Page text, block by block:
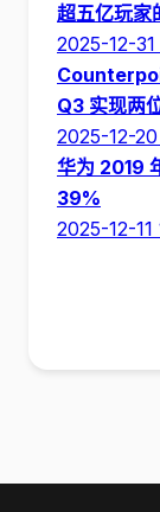
超五亿玩家
2025-12-31
Q3 实现两
2025-12-20
华为 2019
39%
2025-12-11